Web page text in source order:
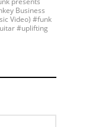
Business
Video) #funk
#uplifting